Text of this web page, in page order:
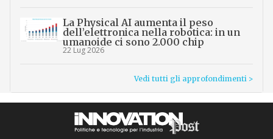
La Physical AI aumenta il peso
dell’elettronica nella robotica: in un
umanoide ci sono 2.000 chip
22 Lug 2026
Vedi tutti gli approfondimenti >